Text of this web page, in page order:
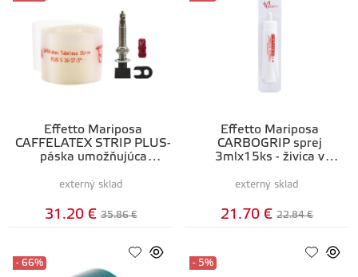
Effetto Mariposa
CAFFELATEX STRIP PLUS-
páska umožňujúca
ráfiku
externý sklad
31.20 € 35.86 €
Effetto Mariposa
CARBOGRIP sprej
3mlx15ks - živica v
protišmykovú vrst
externý sklad
21.70 € 22.84 €
- 66% - 5%